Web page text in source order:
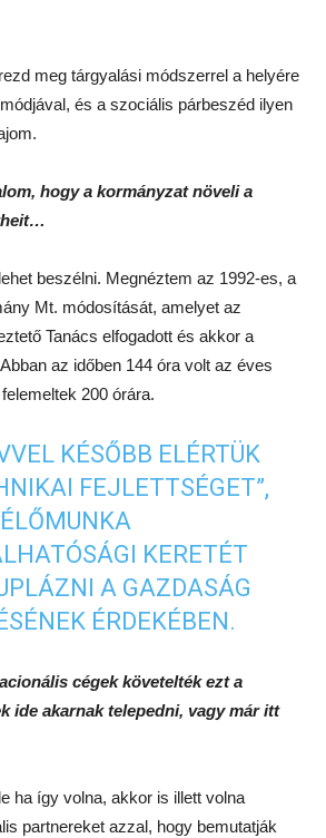
meg tárgyalási módszerrel a helyére
és a szociális párbeszéd ilyen
hogy a kormányzat növeli a
beszélni. Megnéztem az 1992-es, a
Mt. módosítását, amelyet az
Tanács elfogadott és akkor a
az időben 144 óra volt az éves
200 órára.
KÉSŐBB ELÉRTÜK
FEJLETTSÉGET”,
KERETÉT
A GAZDASÁG
ÉRDEKÉBEN.
cégek követelték ezt a
ide akarnak telepedni, vagy már itt
ha így volna, akkor is illett volna
partnereket azzal, hogy bemutatják